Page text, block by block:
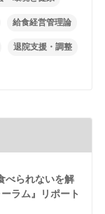
給食経営管理論
退院支援・調整
べられないを解
ラム』リポート